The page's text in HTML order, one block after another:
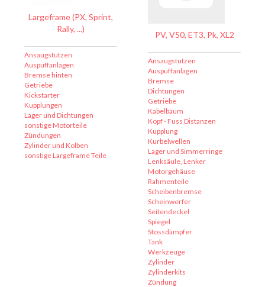
Largeframe (PX, Sprint,
Rally, ...)
Ansaugstutzen
Auspuffanlagen
Bremse hinten
Getriebe
Kickstarter
Kupplungen
Lager und Dichtungen
sonstige Motorteile
Zündungen
Zylinder und Kolben
sonstige Largeframe Teile
PV, V50, ET3, Pk, XL2
Ansaugstutzen
Auspuffanlagen
Bremse
Dichtungen
Getriebe
Kabelbaum
Kopf - Fuss Distanzen
Kupplung
Kurbelwellen
Lager und Simmerringe
Lenksäule, Lenker
Motorgehäuse
Rahmenteile
Scheibenbremse
Scheinwerfer
Seitendeckel
Spiegel
Stossdämpfer
Tank
Werkzeuge
Zylinder
Zylinderkits
Zündung